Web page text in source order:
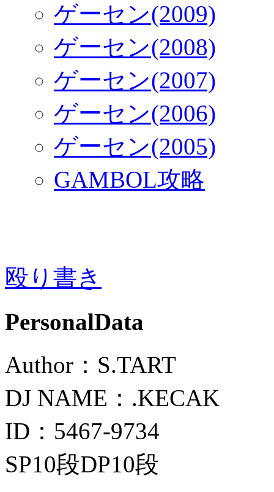
ゲーセン(2009)
ゲーセン(2008)
ゲーセン(2007)
ゲーセン(2006)
ゲーセン(2005)
GAMBOL攻略
殴り書き
PersonalData
Author：S.TART
DJ NAME：.KECAK
ID：5467-9734
SP10段DP10段